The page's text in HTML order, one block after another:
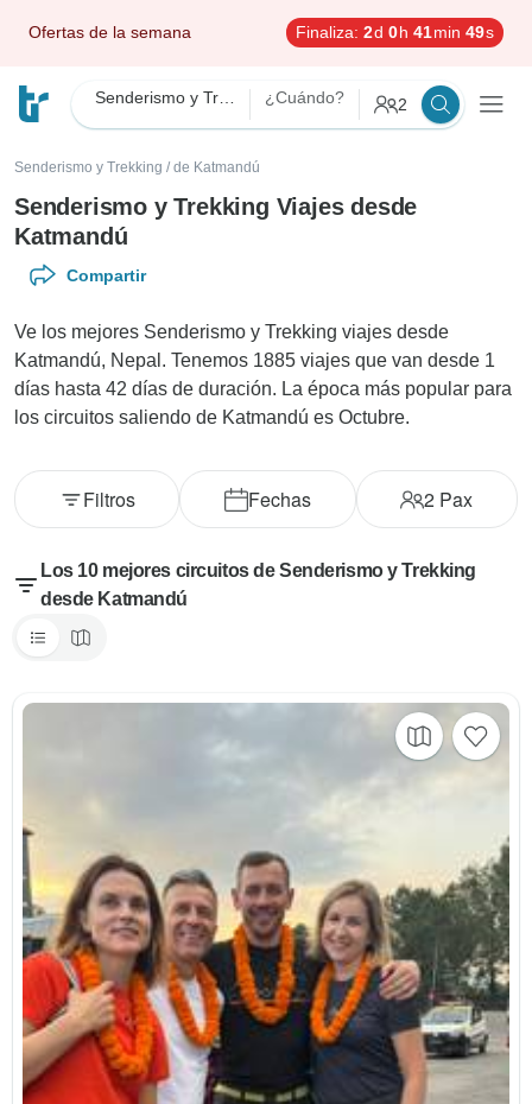
Ofertas de la semana Finaliza: 2d 0h 41min 47s
¿Cuándo? 2
Senderismo y Trekking / de Katmandú
Senderismo y Trekking Viajes desde
Katmandú
Compartir
Ve los mejores Senderismo y Trekking viajes desde
Katmandú, Nepal. Tenemos 1885 viajes que van desde 1
días hasta 42 días de duración. La época más popular para
los circuitos saliendo de Katmandú es Octubre.
Fechas 2 Pax
Filtros
Los 10 mejores circuitos de Senderismo y Trekking
desde Katmandú